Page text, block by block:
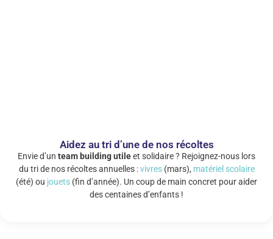
Aidez au tri d’une de nos récoltes
Envie d’un team building utileet solidaire ? Rejoignez-nous lors
du tri de nos récoltes annuelles :vivres(mars), matériel scolaire
(été) ou jouets (fin d’année). Un coup de main concret pour aider
des centaines d’enfants !